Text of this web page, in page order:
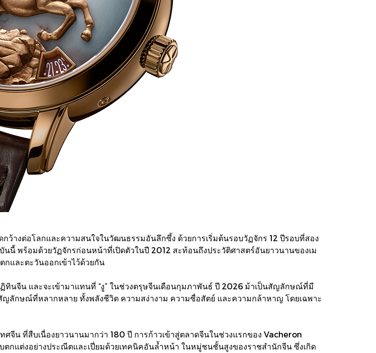
างต่อโลกและความสนใจในวัฒนธรรมอันลึกซึ้ง ด้วยการเริ่มต้นรอบวัฏจักร 12 ปีรอบที่สอง
พร้อมด้วยวัฏจักรก่อนหน้าที่เปิดตัวในปี 2012 สะท้อนถึงประวัติศาสตร์อันยาวนานของเม
กและตะวันออกเข้าไว้ด้วยกัน
ทินจีน และจะเข้ามาแทนที่ “งู” ในช่วงตรุษจีนเดือนกุมภาพันธ์ ปี 2026 ม้าเป็นสัญลักษณ์ที่มี
กษณ์ที่หลากหลาย ทั้งพลังชีวิต ความสง่างาม ความซื่อสัตย์ และความกล้าหาญ โดยเฉพาะ
จีน ที่สืบเนื่องยาวนานมากว่า 180 ปี การก้าวเข้าสู่ตลาดจีนในช่วงแรกของ Vacheron
กแต่งอย่างประณีตและเปี่ยมด้วยเทคนิคอันล้ำหน้า ในหมู่ชนชั้นสูงของราชสำนักจีน ซึ่งเกิด